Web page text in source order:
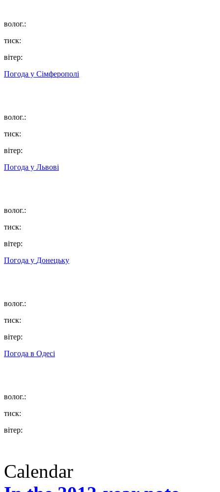
волог.:
тиск:
вітер:
Погода у Сімферополі
волог.:
тиск:
вітер:
Погода у Львові
волог.:
тиск:
вітер:
Погода у Донецьку
волог.:
тиск:
вітер:
Погода в Одесі
волог.:
тиск:
вітер:
Calendar